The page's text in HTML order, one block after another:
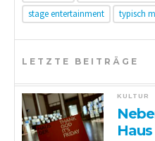
stage entertainment
typisch
LETZTE BEITRÄGE
KULTUR